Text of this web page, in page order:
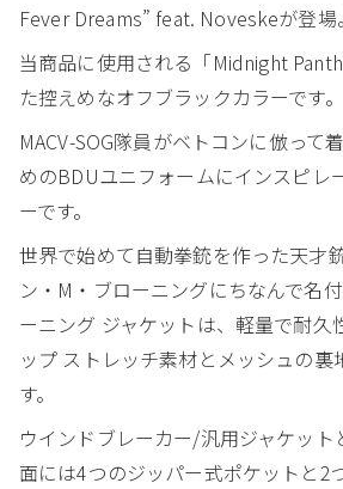
Fever Dreams” feat. Noveskeが登場。
当商品に使用される「Midnight
た控えめなオフブラックカラーです。
MACV-SOG隊員がベトコンに倣って
めのBDUユニフォームにインスピレ
ーです。
世界で始めて自動拳銃を作った天才
ン・M・ブローニングにちなんで名
ーニング ジャケットは、軽量で耐久
ップ ストレッチ素材とメッシュの裏
す。
ウインドブレーカー/汎用ジャケット
面には4つのジッパー式ポケットと2